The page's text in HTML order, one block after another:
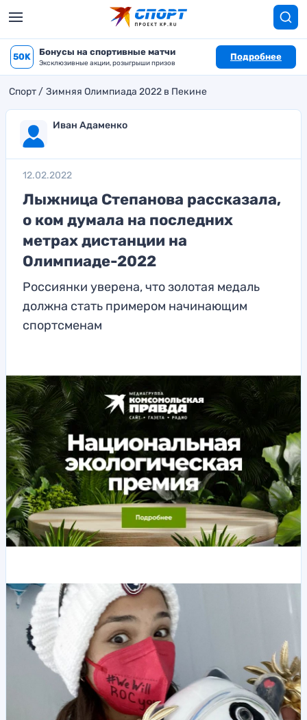
50K Бонусы на спортивные матчи
Эксклюзивные акции, розыгрыши призов
Подробнее
Спорт Зимняя Олимпиада 2022 в Пекине
Иван Адаменко
12.02.2022
Лыжница Степанова рассказала,
о ком думала на последних
метрах дистанции на
Олимпиаде-2022
Россиянки уверена, что золотая медаль
должна стать примером начинающим
спортсменам